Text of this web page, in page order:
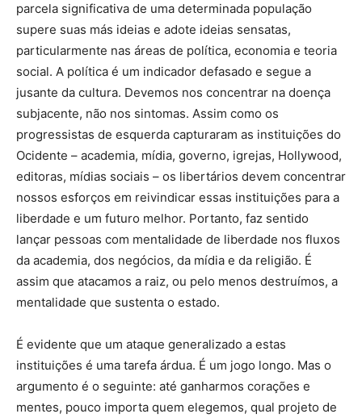
parcela significativa de uma determinada população
supere suas más ideias e adote ideias sensatas,
particularmente nas áreas de política, economia e teoria
social. A política é um indicador defasado e segue a
jusante da cultura. Devemos nos concentrar na doença
subjacente, não nos sintomas. Assim como os
progressistas de esquerda capturaram as instituições do
Ocidente – academia, mídia, governo, igrejas, Hollywood,
editoras, mídias sociais – os libertários devem concentrar
nossos esforços em reivindicar essas instituições para a
liberdade e um futuro melhor. Portanto, faz sentido
lançar pessoas com mentalidade de liberdade nos fluxos
da academia, dos negócios, da mídia e da religião. É
assim que atacamos a raiz, ou pelo menos destruímos, a
mentalidade que sustenta o estado.
É evidente que um ataque generalizado a estas
instituições é uma tarefa árdua. É um jogo longo. Mas o
argumento é o seguinte: até ganharmos corações e
mentes, pouco importa quem elegemos, qual projeto de